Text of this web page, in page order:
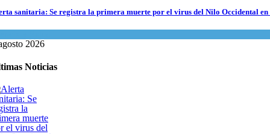
sanitaria: Se registra la primera muerte por el virus del Nilo Occidental en
2026
Noticias